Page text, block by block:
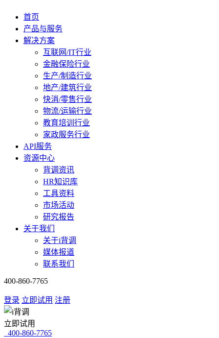
首页
产品与服务
解决方案
互联网/IT行业
金融保险行业
生产/制造行业
地产/建筑行业
快消/零售行业
物流/运输行业
教育培训行业
家政服务行业
API服务
资源中心
背调资讯
HR知识库
工具资料
市场活动
研究报告
关于我们
关于i背调
媒体报道
联系我们
400-860-7765
登录 立即试用 注册
立即试用
400-860-7765